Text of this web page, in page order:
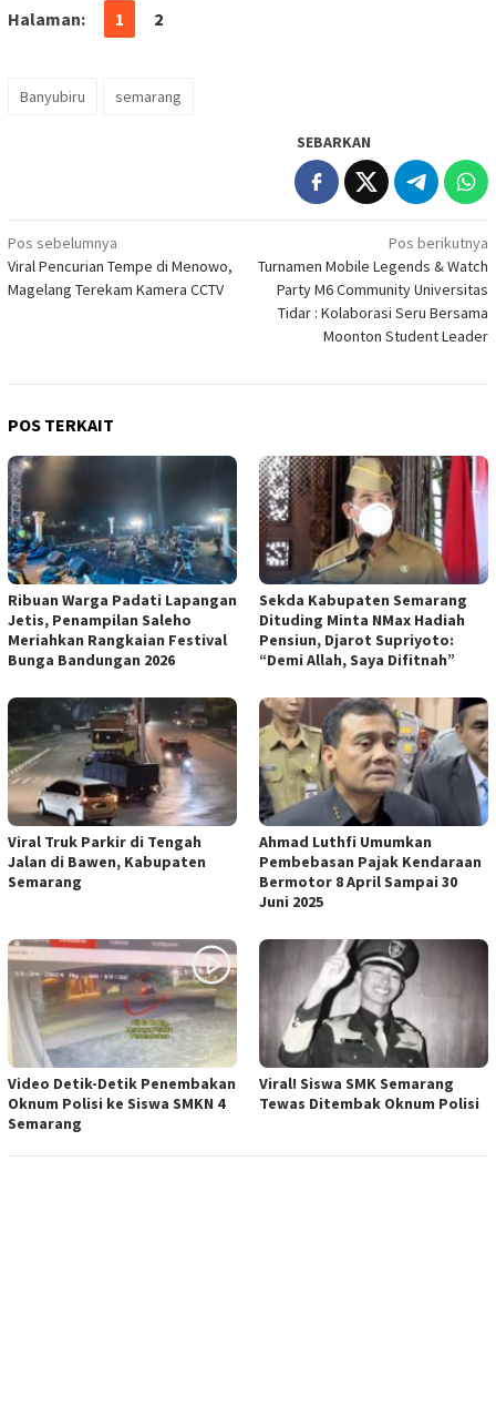
Halaman: 1 2
Banyubiru semarang
SEBARKAN
Navigasi
pos
Pos sebelumnya
Viral Pencurian Tempe di Menowo,
Magelang Terekam Kamera CCTV
Pos berikutnya
Turnamen Mobile Legends & Watch
Party M6 Community Universitas
Tidar : Kolaborasi Seru Bersama
Moonton Student Leader
POS TERKAIT
Ribuan Warga Padati Lapangan
Jetis, Penampilan Saleho
Meriahkan Rangkaian Festival
Bunga Bandungan 2026
Sekda Kabupaten Semarang
Dituding Minta NMax Hadiah
Pensiun, Djarot Supriyoto:
“Demi Allah, Saya Difitnah”
Viral Truk Parkir di Tengah
Jalan di Bawen, Kabupaten
Semarang
Ahmad Luthfi Umumkan
Pembebasan Pajak Kendaraan
Bermotor 8 April Sampai 30
Juni 2025
Video Detik-Detik Penembakan
Oknum Polisi ke Siswa SMKN 4
Semarang
Viral! Siswa SMK Semarang
Tewas Ditembak Oknum Polisi